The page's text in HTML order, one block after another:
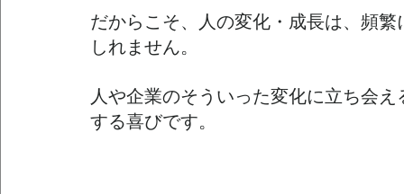
だからこそ、人の変化・成長は、頻
しれません。
人や企業のそういった変化に立ち会
する喜びです。